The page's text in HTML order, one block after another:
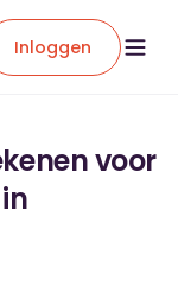
Inloggen
voor